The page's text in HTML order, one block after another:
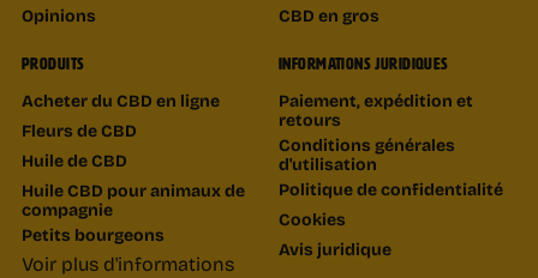
Opinions
CBD en gros
PRODUITS
Acheter du CBD en ligne
Fleurs de CBD
Huile de CBD
Huile CBD pour animaux de
compagnie
Petits bourgeons
Voir plus d'informations
INFORMATIONS JURIDIQUES
Paiement, expédition et
retours
Conditions générales
d'utilisation
Politique de confidentialité
Cookies
Avis juridique